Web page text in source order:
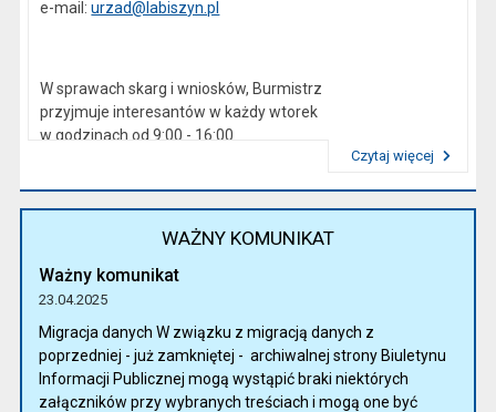
e-mail:urzad@labiszyn.pl
W sprawach skarg i wniosków, Burmistrz
przyjmuje interesantów w każdy wtorek
w godzinach od 9:00 - 16:00
Czytaj więcej
WAŻNY KOMUNIKAT
Ważny komunikat
23.04.2025
Migracja danych W związku z migracją danych z
poprzedniej - już zamkniętej - archiwalnej strony Biuletynu
Informacji Publicznej mogą wystąpić braki niektórych
załączników przy wybranych treściach i mogą one być